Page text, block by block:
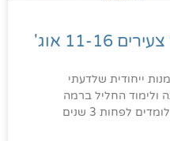
16 אוג'
ייחודית שלדעתי
ולימוד החליל ברמה